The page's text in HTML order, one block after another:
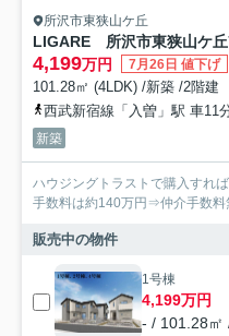
所沢市東狭山ケ丘
LIGARE 所沢市東狭山ケ
4,199万円 7月26日 値下げ
101.28㎡ (4LDK) /新築 /2階建
西武新宿線「入曽」駅 車11
新築
ハウジングトラストで購入すれ
販売中の物件
1号棟
4,199万円
- / 101.28㎡